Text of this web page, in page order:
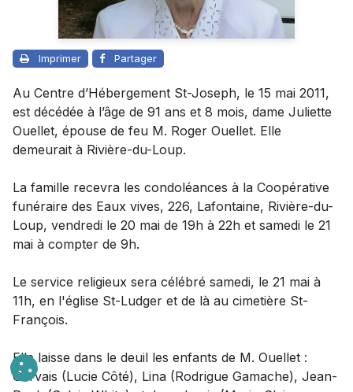
Imprimer Partager
Au Centre d’Hébergement St-Joseph, le 15 mai 2011,
est décédée à l’âge de 91 ans et 8 mois, dame Juliette
Ouellet, épouse de feu M. Roger Ouellet. Elle
demeurait à Rivière-du-Loup.
La famille recevra les condoléances à la Coopérative
funéraire des Eaux vives, 226, Lafontaine, Rivière-du-
Loup, vendredi le 20 mai de 19h à 22h et samedi le 21
mai à compter de 9h.
Le service religieux sera célébré samedi, le 21 mai à
11h, en l'église St-Ludger et de là au cimetière St-
François.
Elle laisse dans le deuil les enfants de M. Ouellet :
Gervais (Lucie Côté), Lina (Rodrigue Gamache), Jean-